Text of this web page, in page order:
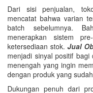
Dari sisi penjualan,
mencatat bahwa varian
batch sebelumnya.
menerapkan sistem
ketersediaan stok. Jual
menjadi sinyal positif
menengah yang ingin
dengan produk yang
Dukungan penuh dari